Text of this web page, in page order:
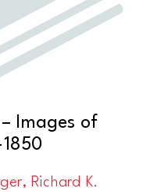
Images of
Richard K.